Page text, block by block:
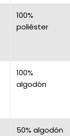
100%
poliéster
100%
algodón
50% algodón